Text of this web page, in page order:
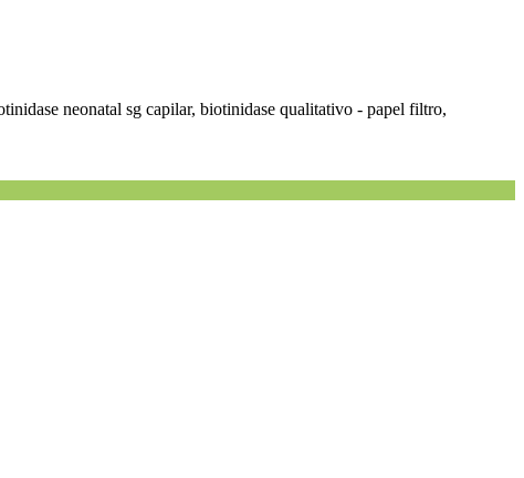
neonatal sg capilar, biotinidase qualitativo - papel filtro,